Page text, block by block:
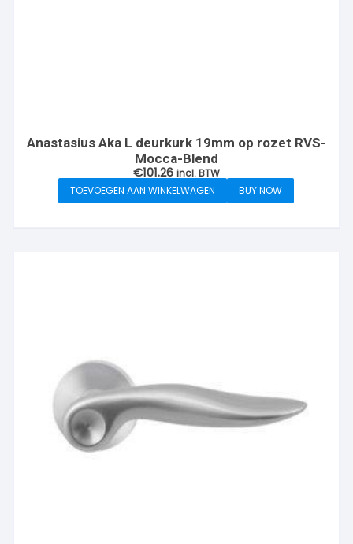
Anastasius Aka L deurkurk 19mm op rozet RVS-
Mocca-Blend
€101.26 incl. BTW
TOEVOEGEN AAN WINKELWAGEN
BUY NOW